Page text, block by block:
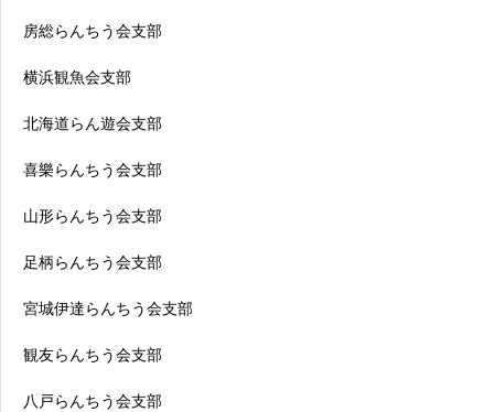
房総らんちう会支部
横浜観魚会支部
北海道らん遊会支部
喜樂らんちう会支部
山形らんちう会支部
足柄らんちう会支部
宮城伊達らんちう会支部
観友らんちう会支部
八戸らんちう会支部